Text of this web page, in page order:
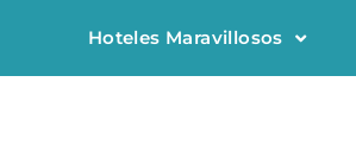
Hoteles Maravillosos